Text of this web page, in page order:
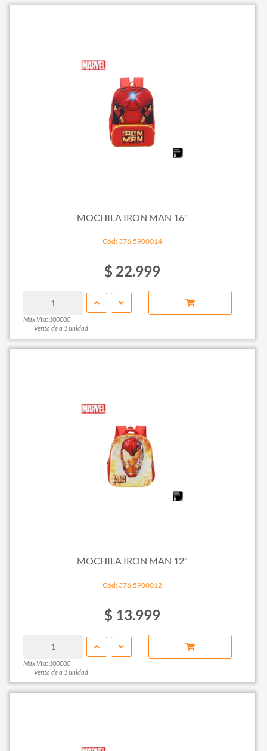
MOCHILA IRON MAN 16"
Cód: 376.5900014
$ 22.999
Max Vta: 100000
Venta de a 1 unidad
MOCHILA IRON MAN 12"
Cód: 376.5900012
$ 13.999
Max Vta: 100000
Venta de a 1 unidad